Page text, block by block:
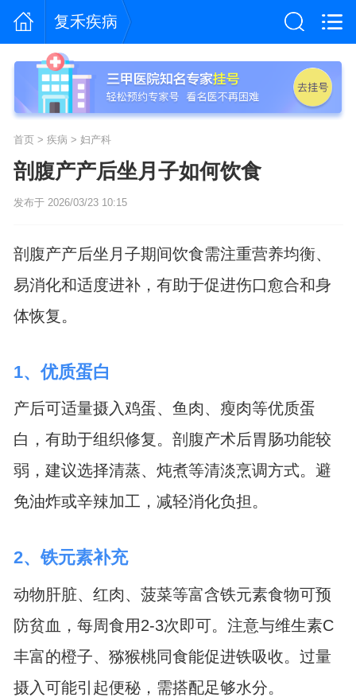
复禾疾病
首页> 疾病 > 妇产科
剖腹产产后坐月子如何饮食
发布于 2026/03/23 10:15
剖腹产产后坐月子期间饮食需注重营养均衡、
易消化和适度进补，有助于促进伤口愈合和身
体恢复。
1、优质蛋白
产后可适量摄入鸡蛋、鱼肉、瘦肉等优质蛋
白，有助于组织修复。剖腹产术后胃肠功能较
弱，建议选择清蒸、炖煮等清淡烹调方式。避
免油炸或辛辣加工，减轻消化负担。
2、铁元素补充
动物肝脏、红肉、菠菜等富含铁元素食物可预
防贫血，每周食用2-3次即可。注意与维生素C
丰富的橙子、猕猴桃同食能促进铁吸收。过量
摄入可能引起便秘，需搭配足够水分。